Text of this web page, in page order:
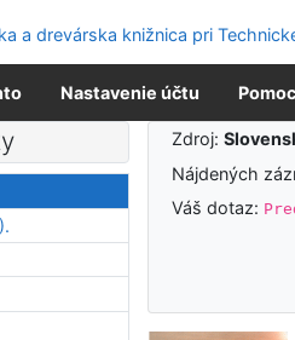
prístupnosti
Nastavenie účtu Pomoc
Zdroj:
Nájdených
Váš dotaz: